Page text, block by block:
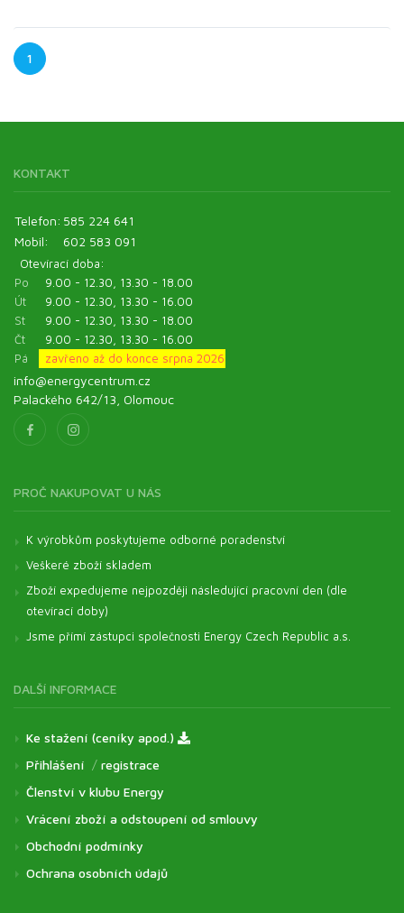
1
KONTAKT
Telefon: 585 224 641
Mobil:
602 583 091
Otevírací doba:
Po
9.00 - 12.30, 13.30 - 18.00
Út
9.00 - 12.30, 13.30 - 16.00
St
9.00 - 12.30, 13.30 - 18.00
Čt
9.00 - 12.30, 13.30 - 16.00
Pá
zavřeno až do konce srpna 2026
info@energycentrum.cz
Palackého 642/13, Olomouc
PROČ NAKUPOVAT U NÁS
K výrobkům poskytujeme odborné poradenství
Veškeré zboží skladem
Zboží expedujeme nejpozději následující pracovní den (dle
otevírací doby)
Jsme přímí zástupci společnosti Energy Czech Republic a.s.
DALŠÍ INFORMACE
Ke stažení (ceníky apod.)
Přihlášení / registrace
Členství v klubu Energy
Vrácení zboží a odstoupení od smlouvy
Obchodní podmínky
Ochrana osobních údajů